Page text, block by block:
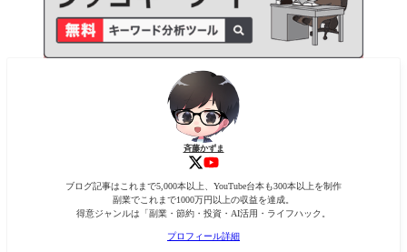
斉藤かずま
ブログ記事はこれまで5,000本以上、YouTube台本も300本以上を制作
副業でこれまで1000万円以上の収益を達成。
得意ジャンルは「副業・節約・投資・AI活用・ライフハック。
プロフィール詳細